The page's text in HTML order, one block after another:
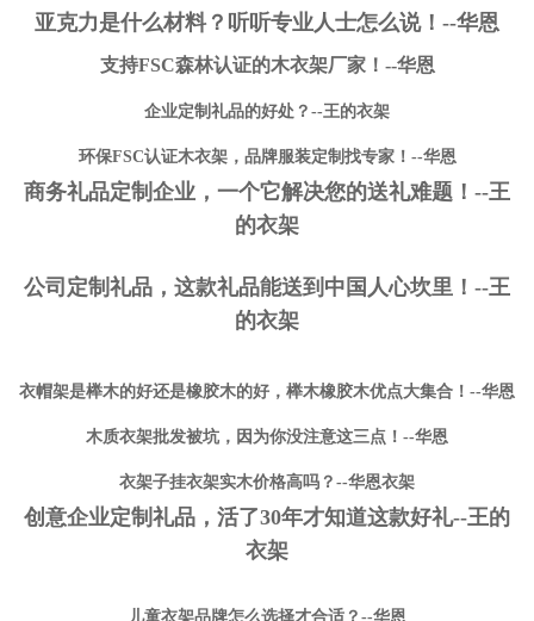
亚克力是什么材料？听听专业人士怎么说！--华恩
支持FSC森林认证的木衣架厂家！--华恩
企业定制礼品的好处？--王的衣架
环保FSC认证木衣架，品牌服装定制找专家！--华恩
商务礼品定制企业，一个它解决您的送礼难题！--王
的衣架
公司定制礼品，这款礼品能送到中国人心坎里！--王
的衣架
衣帽架是榉木的好还是橡胶木的好，榉木橡胶木优点大集合！--华恩
木质衣架批发被坑，因为你没注意这三点！--华恩
衣架子挂衣架实木价格高吗？--华恩衣架
创意企业定制礼品，活了30年才知道这款好礼--王的
衣架
儿童衣架品牌怎么选择才合适？--华恩